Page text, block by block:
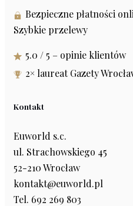
Bezpieczne płatności
Szybkie przelewy
5.0 / 5 – opinie klientów
2× laureat Gazety
Kontakt
Euworld s.c.
ul. Strachowskiego 45
52-210 Wrocław
kontakt@euworld.pl
Tel. 692 269 803